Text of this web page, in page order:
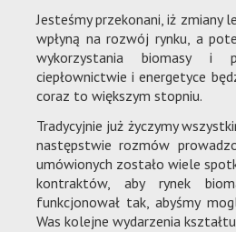
Jesteśmy przekonani, iż zmiany
wpłyną na rozwój rynku, a
wykorzystania biomasy i
ciepłownictwie i energetyce
coraz to większym stopniu.
Tradycyjnie już życzymy
następstwie rozmów
umówionych zostało wiele
kontraktów, aby rynek
funkcjonował tak, abyśmy
Was kolejne wydarzenia